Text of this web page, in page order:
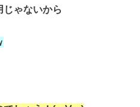
じゃないから